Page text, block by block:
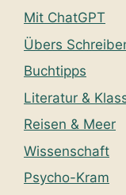
Mit ChatGPT
Übers
Buchtipps
Literatur &
Reisen & Meer
Wissenschaft
Psycho-Kram